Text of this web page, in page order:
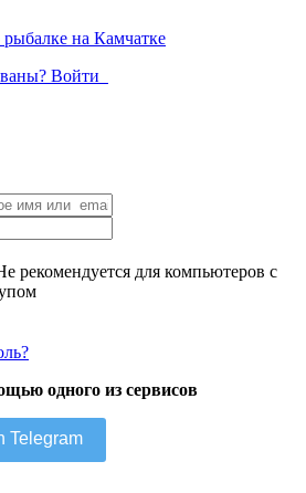
Войти
рекомендуется для компьютеров с
одного из сервисов